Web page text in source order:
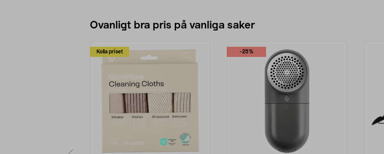
oljevakt.
Ovanligt bra pris på vanliga saker
Kolla priset -25%